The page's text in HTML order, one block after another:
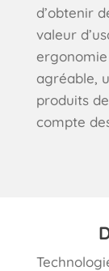
d’obtenir
valeur
agréable,
produits
compte